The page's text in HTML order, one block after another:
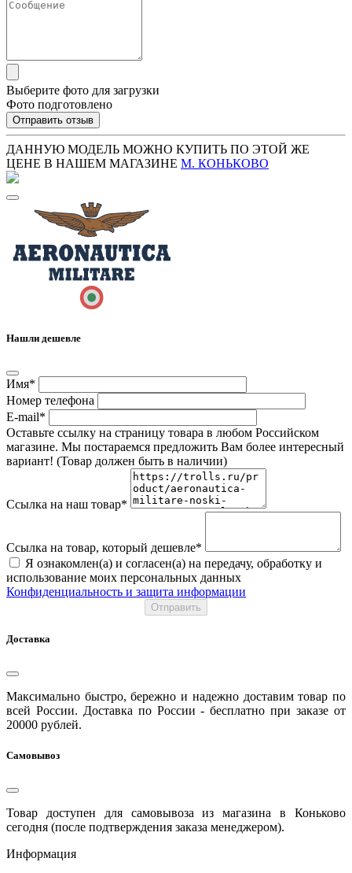
Выберите фото для загрузки
Фото подготовлено
Отправить отзыв
ДАННУЮ МОДЕЛЬ МОЖНО КУПИТЬ ПО ЭТОЙ ЖЕ
ЦЕНЕ В НАШЕМ МАГАЗИНЕ М. КОНЬКОВО
Нашли дешевле
Имя*
Номер телефона
E-mail*
Оставьте ссылку на страницу товара в любом Российском
магазине. Мы постараемся предложить Вам более интересный
вариант! (Товар должен быть в наличии)
Ссылка на наш товар*
Ссылка на товар, который дешевле*
Я ознакомлен(а) и согласен(а) на передачу, обработку и
использование моих персональных данных
Конфиденциальность и защита информации
Отправить
Доставка
Максимально быстро, бережно и надежно доставим товар по
всей России. Доставка по России - бесплатно при заказе от
20000 рублей.
Самовывоз
Товар доступен для самовывоза из магазина в Коньково
сегодня (после подтверждения заказа менеджером).
Информация